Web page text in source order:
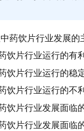
药饮片行业发展的
饮片行业运行的有
饮片行业运行的稳
饮片行业运行的不
饮片行业发展面临
饮片行业发展面临